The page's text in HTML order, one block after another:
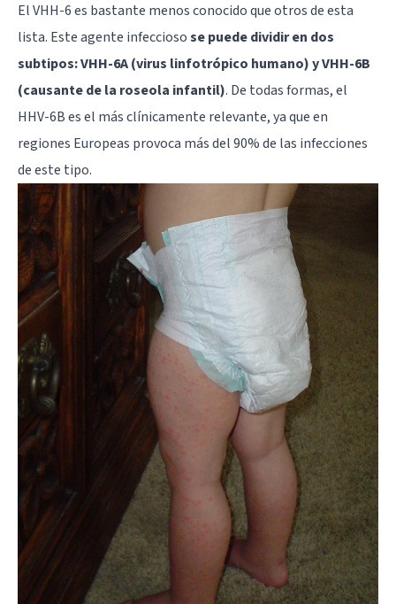
El VHH-6 es bastante menos conocido que otros de esta
lista. Este agente infecciosose puede dividir en dos
subtipos: VHH-6A (virus linfotrópico humano) y VHH-6B
(causante de la roseola infantil). De todas formas, el
HHV-6B es el más clínicamente relevante, ya que en
regiones Europeas provoca más del 90% de las infecciones
de este tipo.